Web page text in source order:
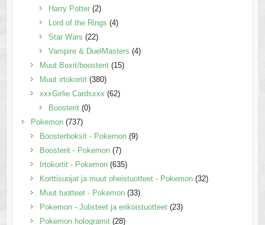
Harry Potter (2)
Lord of the Rings (4)
Star Wars (22)
Vampire & DuelMasters (4)
Muut Boxit/boosterit (15)
Muut irtokortit (380)
xxxGirlie Cardsxxx (62)
Boosterit (0)
Pokemon (737)
Boosterboksit - Pokemon (9)
Boosterit - Pokemon (7)
Irtokortit - Pokemon (635)
Korttisuojat ja muut oheistuotteet - Pokemon (32)
Muut tuotteet - Pokemon (33)
Pokemon - Julisteet ja erikoistuotteet (23)
Pokemon hologramit (28)